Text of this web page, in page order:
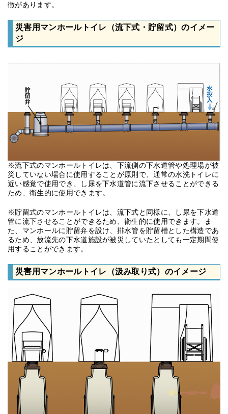
徴があります。
災害用マンホールトイレ（流下式・貯留式）のイメー
ジ
※流下式のマンホールトイレは、下流側の下水道管や処理場が被
災していない場合に使用することが原則で、通常の水洗トイレに
近い感覚で使用でき、し尿を下水道管に流下させることができる
ため、衛生的に使用できます。
※貯留式のマンホールトイレは、流下式と同様に、し尿を下水道
管に流下させることができるため、衛生的に使用できます。ま
た、マンホールに貯留弁を設け、排水管を貯留槽とした構造であ
るため、放流先の下水道施設が被災していたとしても一定期間使
用することができます。
災害用マンホールトイレ（汲み取り式）のイメージ